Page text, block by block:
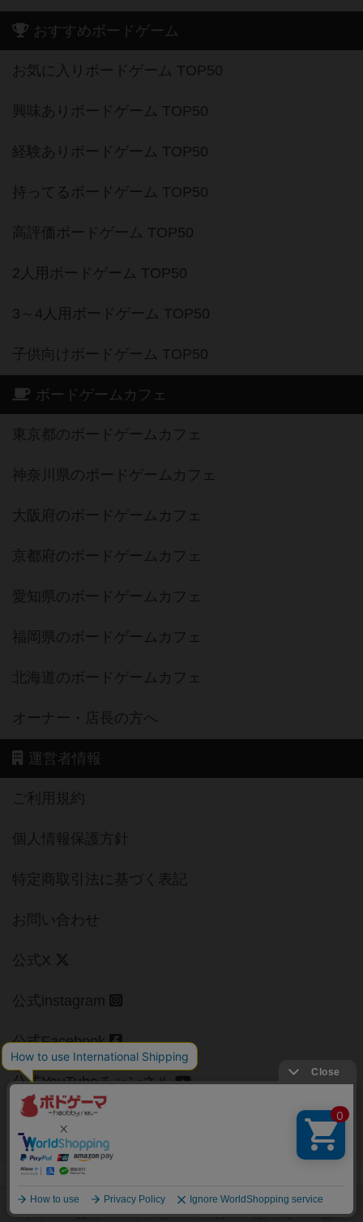
おすすめボードゲーム
お気に入りボードゲーム TOP50
興味ありボードゲーム TOP50
経験ありボードゲーム TOP50
持ってるボードゲーム TOP50
高評価ボードゲーム TOP50
2人用ボードゲーム TOP50
3～4人用ボードゲーム TOP50
子供向けボードゲーム TOP50
ボードゲームカフェ
東京都のボードゲームカフェ
神奈川県のボードゲームカフェ
大阪府のボードゲームカフェ
京都府のボードゲームカフェ
愛知県のボードゲームカフェ
福岡県のボードゲームカフェ
北海道のボードゲームカフェ
オーナー・店長の方へ
運営者情報
ご利用規約
個人情報保護方針
特定商取引法に基づく表記
お問い合わせ
公式X
公式instagram
公式Facebook
公式YouTubeチャンネル